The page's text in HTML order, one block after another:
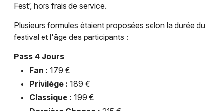
Fest’, hors frais de service.
Plusieurs formules étaient proposées selon la durée du
festival et l'âge des participants :
Pass 4 Jours
Fan : 179 €
Privilège : 189 €
Classique : 199 €